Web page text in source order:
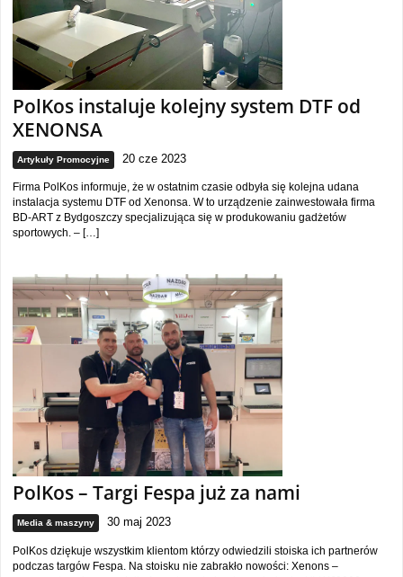
PolKos instaluje kolejny system DTF od
XENONSA
Artykuły Promocyjne 20 cze 2023
Firma PolKos informuje, że w ostatnim czasie odbyła się kolejna udana
instalacja systemu DTF od Xenonsa. W to urządzenie zainwestowała firma
BD-ART z Bydgoszczy specjalizująca się w produkowaniu gadżetów
sportowych. – […]
PolKos – Targi Fespa już za nami
Media & maszyny 30 maj 2023
PolKos dziękuje wszystkim klientom którzy odwiedzili stoiska ich partnerów
podczas targów Fespa. Na stoisku nie zabrakło nowości: Xenons –